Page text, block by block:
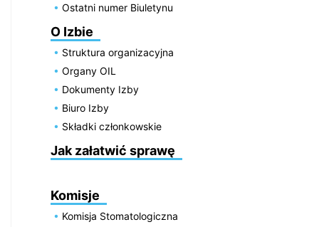
Ostatni numer Biuletynu
O Izbie
Struktura organizacyjna
Organy OIL
Dokumenty Izby
Biuro Izby
Składki członkowskie
Jak załatwić sprawę
Komisje
Komisja Stomatologiczna